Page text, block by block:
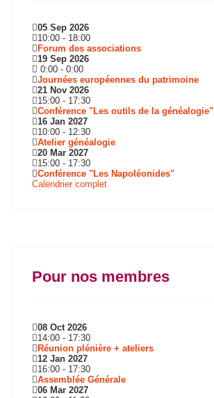
05 Sep 2026
10:00 - 18:00
Forum des associations
19 Sep 2026
0:00 - 0:00
Journées européennes du patrimoine
21 Nov 2026
15:00 - 17:30
Conférence "Les outils de la généalogie"
16 Jan 2027
10:00 - 12:30
Atelier généalogie
20 Mar 2027
15:00 - 17:30
Conférence "Les Napoléonides"
Calendrier complet
Pour nos membres
08 Oct 2026
14:00 - 17:30
Réunion plénière + ateliers
12 Jan 2027
16:00 - 17:30
Assemblée Générale
06 Mar 2027